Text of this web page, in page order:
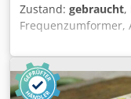
Zustand: gebraucht,
Variable Speed
Umrichter -Typ: TA-
170 V Feld 200 V
230/140/H95 mm -